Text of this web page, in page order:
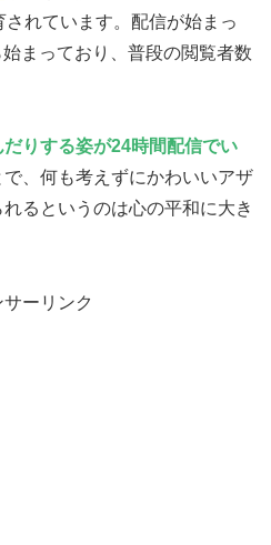
れています。配信が始まっ
まっており、普段の閲覧者数
りする姿が24時間配信でい
で、何も考えずにかわいいアザ
るというのは心の平和に大き
サーリンク